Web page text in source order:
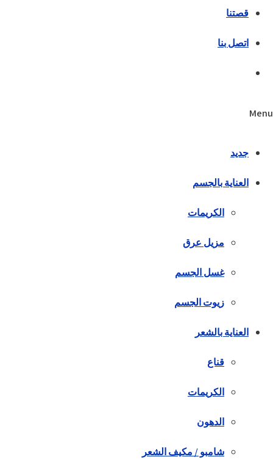
قصتنا
اتصل بنا
Menu
جديد
العناية بالجسم
الكريمات
مزيل عرق
غسل الجسم
زيوت الجسم
العناية بالشعر
قناع
الكريمات
الدهون
شامبو / مكيف الشعر